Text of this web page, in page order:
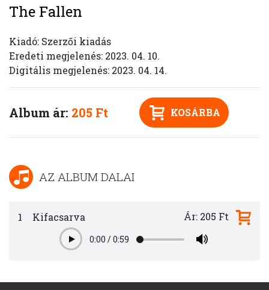
The Fallen
Kiadó: Szerzői kiadás
Eredeti megjelenés: 2023. 04. 10.
Digitális megjelenés: 2023. 04. 14.
Album ár: 205 Ft KOSÁRBA
AZ ALBUM DALAI
1 Kifacsarva
Play0:00 /0:59
Ár: 205 Ft